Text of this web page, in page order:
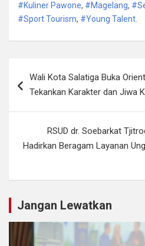
#Kuliner Pawone, #Magelang,
#Sport Tourism, #Young Talent.
posWali Kota Salatiga Buka
Tekankan Karakter dan Jiwa
RSUD dr. Soebarkat
Hadirkan Beragam Layanan
Jangan Lewatkan